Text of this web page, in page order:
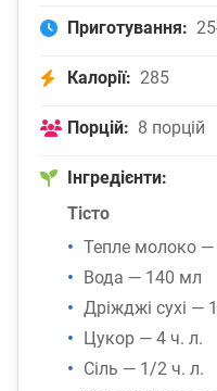
Приготування:
Калорії: 285
Порцій: 8 порцій
Інгредієнти:
Тісто
Тепле молоко
Вода — 140 мл
Дріжджі сухі —
Цукор — 4 ч. л.
Сіль — 1/2 ч. л.